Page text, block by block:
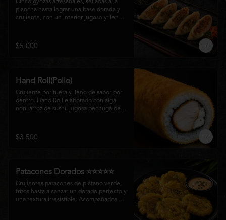
Cinco gyozas artesanales, selladas a la
plancha hasta lograr una base dorada y
crujiente, con un interior jugoso y lleno
perfecto entre tradición japonesa y la
esencia de la cocina nikkei, ideales para
$5.000
Hand Roll(Pollo)
Crujiente por fuera y lleno de sabor por
dentro. Hand Roll elaborado con alga
nori, arroz de sushi, jugosa pechuga de
combinación perfecta de textura y
cremosidad que convierte este clásico en
$3.500
Patacones Dorados ⭐⭐⭐⭐⭐
Crujientes patacones de plátano verde,
fritos hasta alcanzar un dorado perfecto y
una textura irresistible. Acompañados de